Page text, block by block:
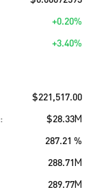
+0.20%
+3.40%
$221,517.00
$28.33M
287.21 %
288.71M
289.77M